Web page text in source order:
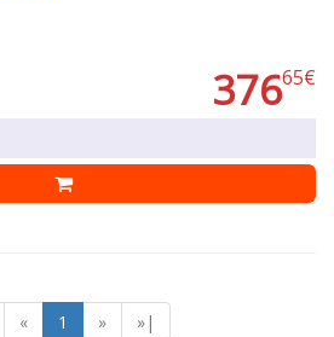
37665€
« 1 » »|